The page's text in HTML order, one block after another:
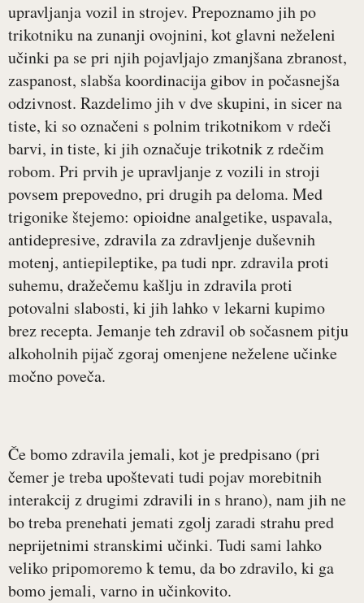
upravljanja vozil in strojev. Prepoznamo jih po
trikotniku na zunanji ovojnini, kot glavni neželeni
učinki pa se pri njih pojavljajo zmanjšana zbranost,
zaspanost, slabša koordinacija gibov in počasnejša
odzivnost. Razdelimo jih v dve skupini, in sicer na
tiste, ki so označeni s polnim trikotnikom v rdeči
barvi, in tiste, ki jih označuje trikotnik z rdečim
robom. Pri prvih je upravljanje z vozili in stroji
povsem prepovedno, pri drugih pa deloma. Med
trigonike štejemo: opioidne analgetike, uspavala,
antidepresive, zdravila za zdravljenje duševnih
motenj, antiepileptike, pa tudi npr. zdravila proti
suhemu, dražečemu kašlju in zdravila proti
potovalni slabosti, ki jih lahko v lekarni kupimo
brez recepta. Jemanje teh zdravil ob sočasnem pitju
alkoholnih pijač zgoraj omenjene neželene učinke
močno poveča.
Če bomo zdravila jemali, kot je predpisano (pri
čemer je treba upoštevati tudi pojav morebitnih
interakcij z drugimi zdravili in s hrano), nam jih ne
bo treba prenehati jemati zgolj zaradi strahu pred
neprijetnimi stranskimi učinki. Tudi sami lahko
veliko pripomoremo k temu, da bo zdravilo, ki ga
bomo jemali, varno in učinkovito.